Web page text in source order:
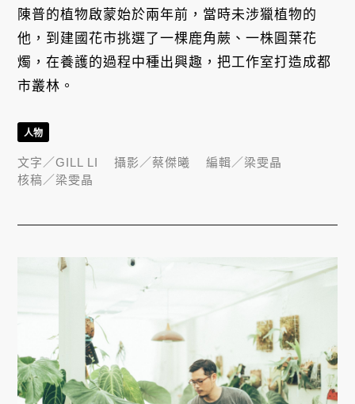
陳普的植物啟蒙始於兩年前，當時未涉獵植物的
他，到建國花市挑選了一棵鹿角蕨、一株圓葉花
燭，在養護的過程中種出興趣，把工作室打造成都
市叢林。
人物
文字／GILL LI 攝影／蔡傑曦 編輯／梁雯晶
核稿／梁雯晶